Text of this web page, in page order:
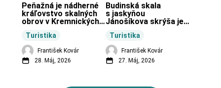
Turistika
Peňažná je nádherné
kráľovstvo skalných
obrov v Kremnických
František Kovár
28. Máj, 2026
Turistika
Budinská skala
s jaskyňou
Jánošíkova skrýša je
obci Budiná.
František Kovár
27. Máj, 2026